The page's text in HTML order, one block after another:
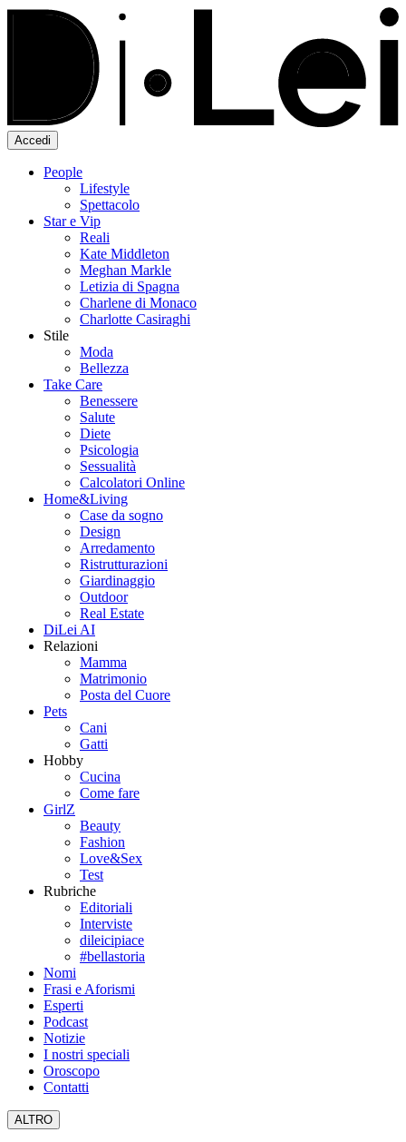
Accedi
People
Lifestyle
Spettacolo
Star e Vip
Reali
Kate Middleton
Meghan Markle
Letizia di Spagna
Charlene di Monaco
Charlotte Casiraghi
Stile
Moda
Bellezza
Take Care
Benessere
Salute
Diete
Psicologia
Sessualità
Calcolatori Online
Home&Living
Case da sogno
Design
Arredamento
Ristrutturazioni
Giardinaggio
Outdoor
Real Estate
DiLei AI
Relazioni
Mamma
Matrimonio
Posta del Cuore
Pets
Cani
Gatti
Hobby
Cucina
Come fare
GirlZ
Beauty
Fashion
Love&Sex
Test
Rubriche
Editoriali
Interviste
dileicipiace
#bellastoria
Nomi
Frasi e Aforismi
Esperti
Podcast
Notizie
I nostri speciali
Oroscopo
Contatti
ALTRO